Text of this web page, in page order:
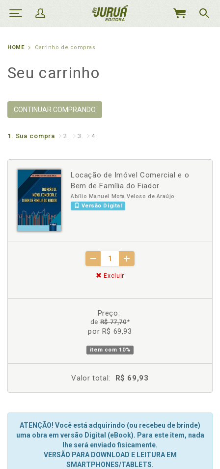
MEU
HOME Carrinho de compras
Seu carrinho
CONTINUAR COMPRANDO
1. Sua compra 2. 3. 4.
Locação de Imóvel Comercial e o
Bem de Família do Fiador
Abílio Manuel Mota Veloso de Araújo
Versão Digital
Excluir
Preço:
deR$ 77,70*
por R$ 69,93
item com 10%
Valor total: R$ 69,93
ATENÇÃO! Você está adquirindo (ou recebeu de brinde)
uma obra em versão Digital (eBook). Para este item, nada
lhe será enviado fisicamente.
VERSÃO PARA DOWNLOAD E LEITURA EM
SMARTPHONES/TABLETS.